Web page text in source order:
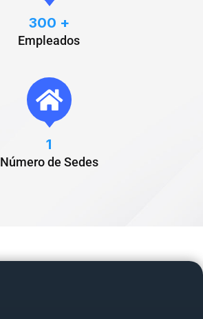
300 +
Empleados
1
Número de Sedes